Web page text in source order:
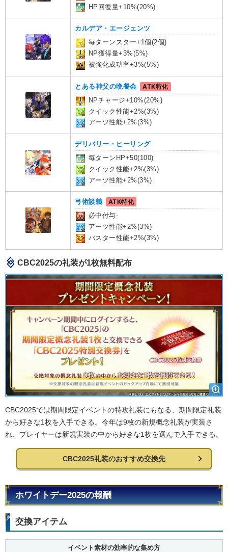
HP回復量+10%(20%)
カルデア・エージェンツ
毎ターンスター+1個(2個)
NP獲得量+3%(5%)
被強化成功率+3%(5%)
とある神父の晩餐会
ATK特化
NPチャージ+10%(20%)
クイック性能+2%(3%)
アーツ性能+2%(3%)
デリバリー・ヒーリング
毎ターンHP+50(100)
クイック性能+2%(3%)
アーツ性能+2%(3%)
弓術談義
ATK特化
必中付与-
アーツ性能+2%(3%)
バスター性能+2%(3%)
CBC2025の礼装が1枚無料配布
CBC2025では期間限定イベントの特攻礼装にもなる、期間限定礼装
から好きな1枚を入手できる。今年は9枚の新規概念礼装が実装さ
れ、プレイヤーは新規実装の中から好きな1枚を選んで入手できる。
CBC2025礼装のおすすめ交換先
ホワイトデー2025の報酬
交換アイテム
イベント素材の効率的な集め方